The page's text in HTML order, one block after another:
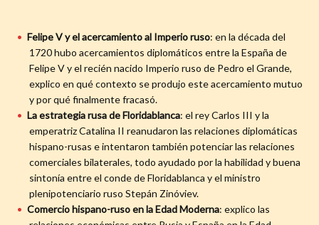
Felipe V y el acercamiento al Imperio ruso: en la década del
1720 hubo acercamientos diplomáticos entre la España de
Felipe V y el recién nacido Imperio ruso de Pedro el Grande,
explico en qué contexto se produjo este acercamiento mutuo
y por qué finalmente fracasó.
La estrategia rusa de Floridablanca: el rey Carlos III y la
emperatriz Catalina II reanudaron las relaciones diplomáticas
hispano-rusas e intentaron también potenciar las relaciones
comerciales bilaterales, todo ayudado por la habilidad y buena
sintonía entre el conde de Floridablanca y el ministro
plenipotenciario ruso Stepán Zinóviev.
Comercio hispano-ruso en la Edad Moderna: explico las